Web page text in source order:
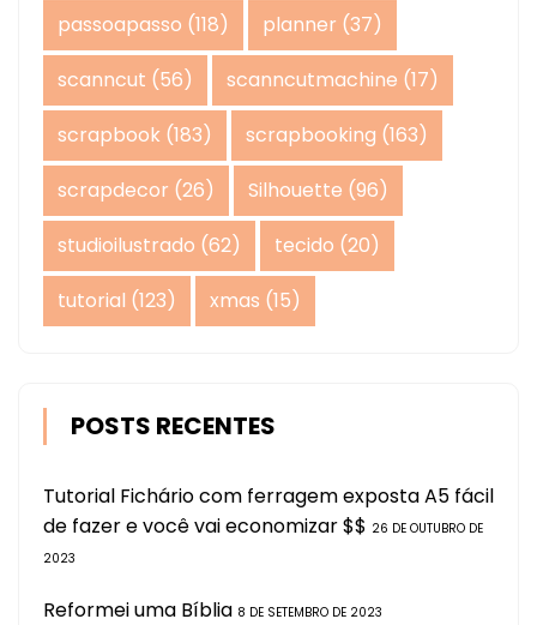
passoapasso (118) planner (37)
scanncut (56) scanncutmachine (17)
scrapbook (183) scrapbooking (163)
scrapdecor (26) Silhouette (96)
studioilustrado (62) tecido (20)
tutorial (123) xmas (15)
POSTS RECENTES
Tutorial Fichário com ferragem exposta A5 fácil
de fazer e você vai economizar $$ 26 DE OUTUBRO DE
2023
Reformei uma Bíblia 8 DE SETEMBRO DE 2023